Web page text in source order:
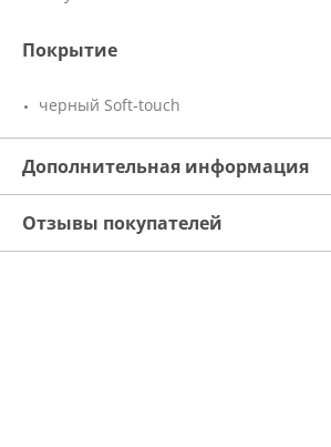
Покрытие
черный Soft-touch
Дополнительная информация
Отзывы покупателей